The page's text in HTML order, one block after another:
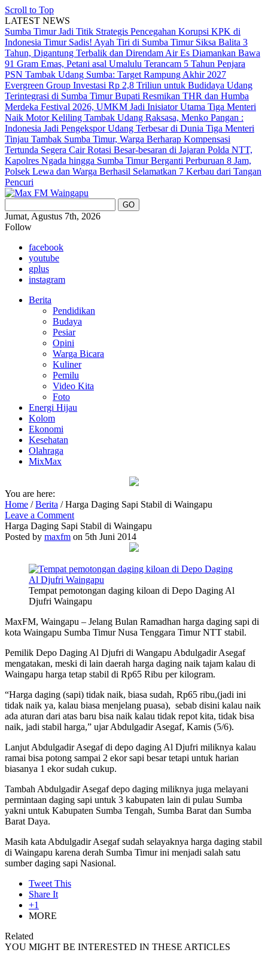
Scroll to Top
LATEST NEWS
Sumba Timur Jadi Titik Strategis Pencegahan Korupsi KPK di
Indonesia Timur Sadis! Ayah Tiri di Sumba Timur Siksa Balita 3
Tahun, Digantung Terbalik dan Direndam Air Es Diamankan Bawa
91 Gram Emas, Petani asal Umalulu Terancam 5 Tahun Penjara
PSN Tambak Udang Sumba: Target Rampung Akhir 2027
Evergreen Group Investasi Rp 2,8 Triliun untuk Budidaya Udang
Terintegrasi di Sumba TimurBupati Resmikan THR dan Humba
Merdeka Festival 2026, UMKM Jadi Inisiator Utama Tiga Menteri
Naik Motor Keliling Tambak Udang Raksasa, Menko Pangan :
Indonesia Jadi Pengekspor Udang Terbesar di Dunia Tiga Menteri
Tinjau Tambak Sumba Timur, Warga Berharap Kompensasi
Tertunda Segera CairRotasi Besar-besaran di Jajaran Polda NTT,
Kapolres Ngada hingga Sumba Timur Berganti Perburuan 8 Jam,
Polsek Lewa dan Warga Berhasil Selamatkan 7 Kerbau dari Tangan
Pencuri
Jumat, Agustus 7th, 2026
Follow
facebook
youtube
gplus
instagram
Berita
Pendidikan
Budaya
Pesiar
Opini
Warga Bicara
Kuliner
Pemilu
Video Kita
Foto
Energi Hijau
Kolom
Ekonomi
Kesehatan
Olahraga
MixMax
You are here:
Home /Berita /Harga Daging Sapi Stabil di Waingapu
Leave a Comment
Harga Daging Sapi Stabil di Waingapu
Posted by maxfm on 5th Juni 2014
Tempat pemotongan daging kiloan di Depo Daging Al
Djufri Waingapu
MaxFM, Waingapu – Jelang Bulan Ramadhan harga daging sapi di
kota Waingapu Sumba Timur Nusa Tenggara Timur NTT stabil.
Pemilik Depo Daging Al Djufri di Wangapu Abdulgadir Asegaf
mengatakan, meski di lain daerah harga daging naik tajam kalau di
Waingapu harga tetap stabil di Rp65 Ribu per kilogram.
“Harga daging (sapi) tidak naik, biasa sudah, Rp65 ribu,(jadi ini
tidak naik ya, kalau biasa menjelang puasa), sebab disini kalau naik
ada aturan dari atas baru bisa naik kalau tidak repot kita, tidak bisa
naik, jadi stabil harga,” ujar Abdulgadir Asegaf, Kamis (5/6).
Lanjut Abdulgadir Asegaf di depo daging Al Djufri miliknya kalau
ramai bisa potong sampai 2 ekor sapi besar tetapi untuk harian
biasanya 1 ekor sudah cukup.
Tambah Abdulgadir Asegaf depo daging miliknya juga melayani
permintaan daging sapi untuk 3 kabupaten lain di pulau Sumba
yakni untuk Kabupaten Sumba Tengah, Sumba Barat dan Sumba
Barat Daya.
Masih kata Abdulgadir Asegaf sudah selayaknya harga daging stabil
di Waingapu karena derah Sumba Timur ini menjadi salah satu
sumber daging sapi Nasional.
Tweet This
Share It
+1
MORE
Related
YOU MIGHT BE INTERESTED IN THESE ARTICLES